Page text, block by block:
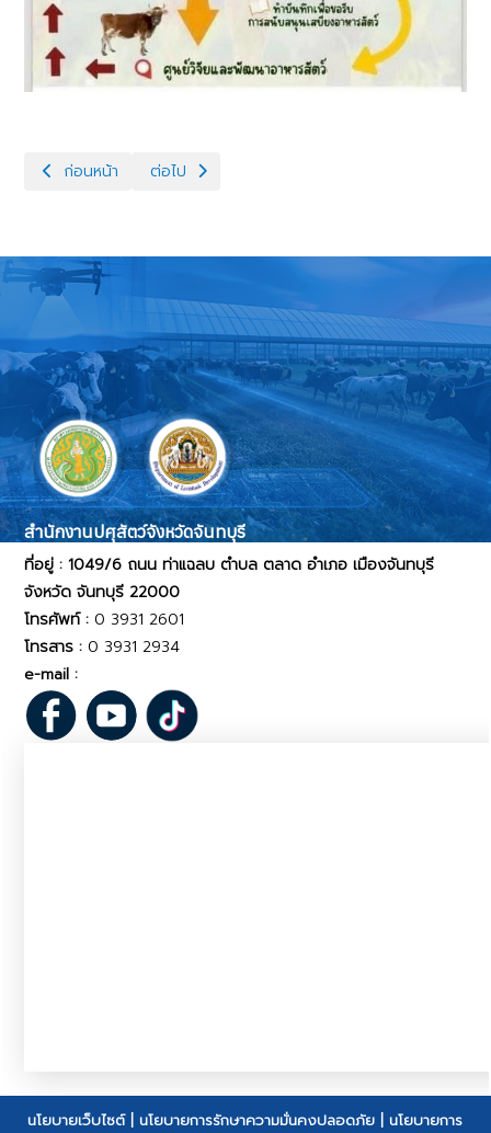
เนื้อหาก่อนหน้า: วันคล้ายวันสถาปนา 84 ปี กรมปศุสัตว์
ก่อนหน้า เนื้อหาถัดไป: ประกาศเจตนารมณ์ ITA 2569
ต่อไป
สำนักงานปศุสัตว์จังหวัดจันทบุรี
ที่อยู่ : 1049/6 ถนน ท่าแฉลบ ตำบล ตลาด อำเภอ เมืองจันทบุรี
จังหวัด จันทบุรี 22000
โทรศัพท์ : 0 3931 2601
โทรสาร : 0 3931 2934
e-mail :
นโยบายเว็บไซต์|นโยบายการรักษาความมั่นคงปลอดภัย |นโยบายการ